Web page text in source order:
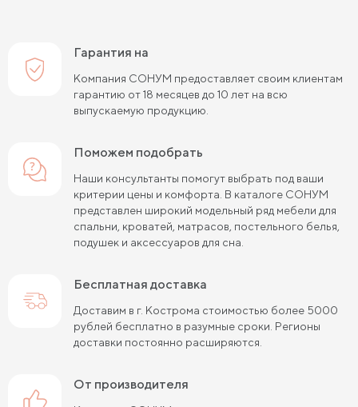
Гарантия на
Компания СОНУМ предоставляет своим клиентам
гарантию от 18 месяцев до 10 лет на всю
выпускаемую продукцию.
Поможем подобрать
Наши консультанты помогут выбрать под ваши
критерии цены и комфорта. В каталоге СОНУМ
представлен широкий модельный ряд мебели для
спальни, кроватей, матрасов, постельного белья,
подушек и аксессуаров для сна.
Бесплатная доставка
Доставим в г. Кострома стоимостью более 5000
рублей бесплатно в разумные сроки. Регионы
доставки постоянно расширяются.
от производителя